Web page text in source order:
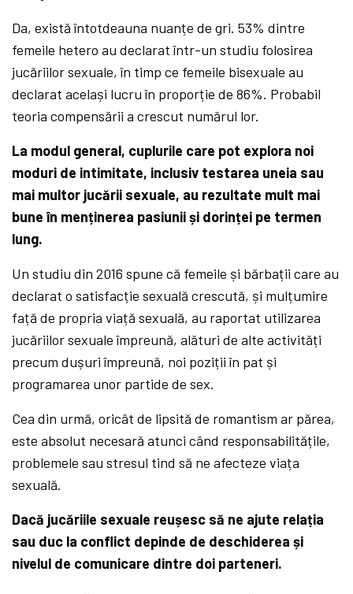
Da, există întotdeauna nuanțe de gri. 53% dintre
femeile hetero au declarat într-un studiu folosirea
jucăriilor sexuale, în timp ce femeile bisexuale au
declarat același lucru în proporție de 86%. Probabil
teoria compensării a crescut numărul lor.
La modul general, cuplurile care pot explora noi
moduri de intimitate, inclusiv testarea uneia sau
mai multor jucării sexuale, au rezultate mult mai
bune în menținerea pasiunii și dorinței pe termen
lung.
Un studiu din 2016 spune că femeile și bărbații care au
declarat o satisfacție sexuală crescută, și mulțumire
față de propria viață sexuală, au raportat utilizarea
jucăriilor sexuale împreună, alături de alte activități
precum dușuri împreună, noi poziții în pat și
programarea unor partide de sex.
Cea din urmă, oricât de lipsită de romantism ar părea,
este absolut necesară atunci când responsabilitățile,
problemele sau stresul tind să ne afecteze viața
sexuală.
Dacă jucăriile sexuale reușesc să ne ajute relația
sau duc la conflict depinde de deschiderea și
nivelul de comunicare dintre doi parteneri.